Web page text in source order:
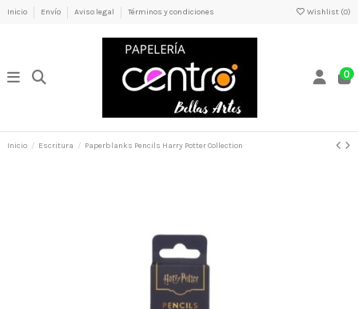
Inicio Envío Aviso legal Términos y condiciones Wishlist (0)
0
Inicio Escritura Paperblanks Pencils Harry Potter Collection